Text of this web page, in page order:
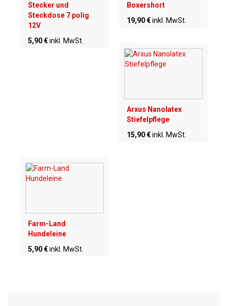
Stecker und
Steckdose 7 polig
12V
5,90 €inkl. MwSt.
Boxershort
19,90 €inkl. MwSt.
Arxus Nanolatex
Stiefelpflege
15,90 €inkl. MwSt.
Farm-Land
Hundeleine
5,90 €inkl. MwSt.